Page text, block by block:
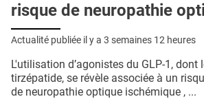
risque de neuropathie
Actualité publiée il y a 3 semaines 12 heures
L'utilisation d’agonistes du GLP-1, dont
tirzépatide, se révèle associée à un
de neuropathie optique ischémique , ...